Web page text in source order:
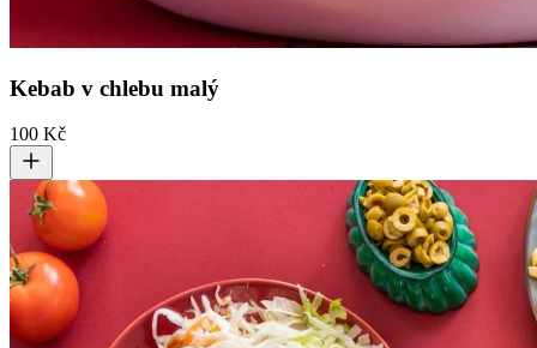
Kebab v chlebu malý
100 Kč